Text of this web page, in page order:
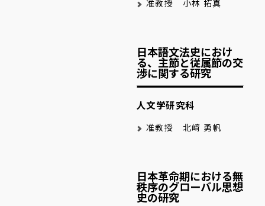
准教授 小林 拓真
日本語文法史におけ
る、主節と従属節の交
渉に関する研究
人文学研究科
准教授 北﨑 勇帆
日本革命期における無
秩序のグローバル思想
史の研究